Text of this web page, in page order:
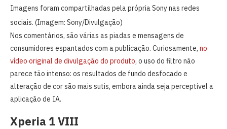
Imagens foram compartilhadas pela própria Sony nas redes
sociais. (Imagem: Sony/Divulgação)
Nos comentários, são várias as piadas e mensagens de
consumidores espantados com a publicação. Curiosamente, no
vídeo original de divulgação do produto, o uso do filtro não
parece tão intenso: os resultados de fundo desfocado e
alteração de cor são mais sutis, embora ainda seja perceptível a
aplicação de IA.
Xperia 1 VIII